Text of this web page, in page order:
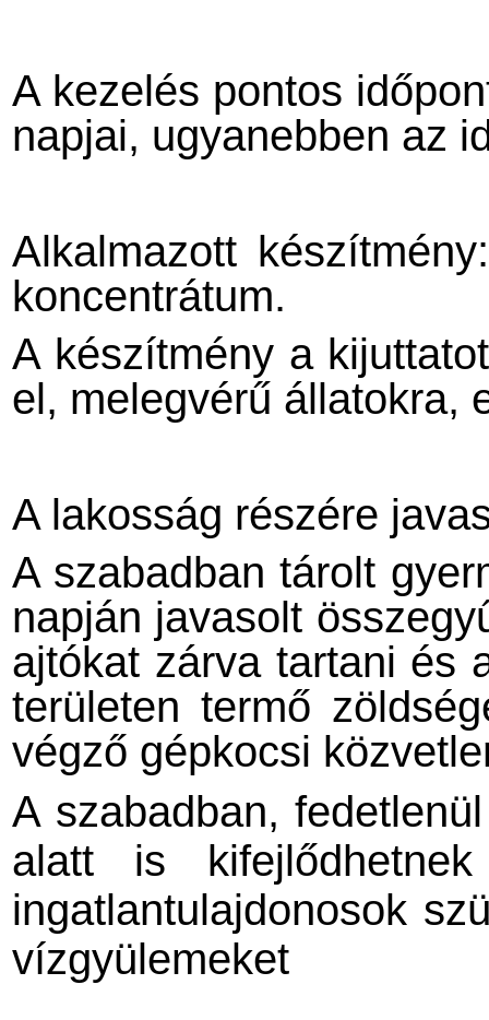
A kezelés pontos
napjai, ugyanebben az
Alkalmazott
koncentrátum.
A készítmény a
el, melegvérű állatokra,
A lakosság részére
A szabadban tárolt
napján javasolt
ajtókat zárva tartani és
területen termő
végző gépkocsi
A szabadban,
alatt is
ingatlantulajdonosok
vízgyülemeket